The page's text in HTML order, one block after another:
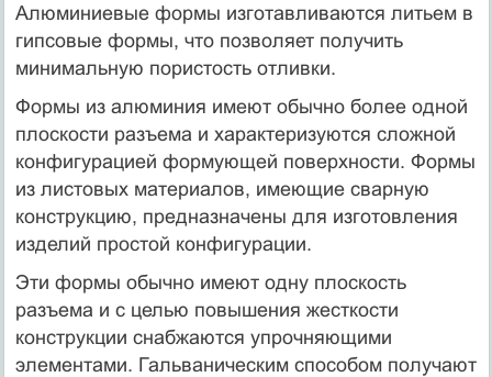
Алюминиевые формы изготавливаются литьем в
гипсовые формы, что позволяет получить
минимальную пористость отливки.
Формы из алюминия имеют обычно более одной
плоскости разъема и характеризуются сложной
конфигурацией формующей поверхности. Формы
из листовых материалов, имеющие сварную
конструкцию, предназначены для изготовления
изделий простой конфигурации.
Эти формы обычно имеют одну плоскость
разъема и с целью повышения жесткости
конструкции снабжаются упрочняющими
элементами. Гальваническим способом получают